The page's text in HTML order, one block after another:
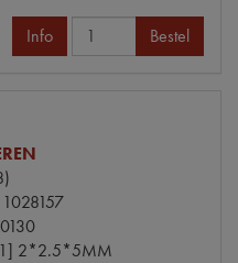
Info Bestel
1028157
2*2.5*5MM